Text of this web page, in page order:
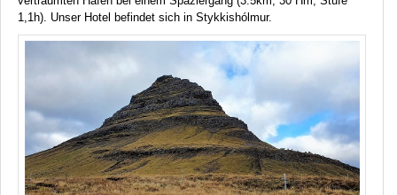
1,1h). Unser Hotel befindet sich in Stykkishólmur.